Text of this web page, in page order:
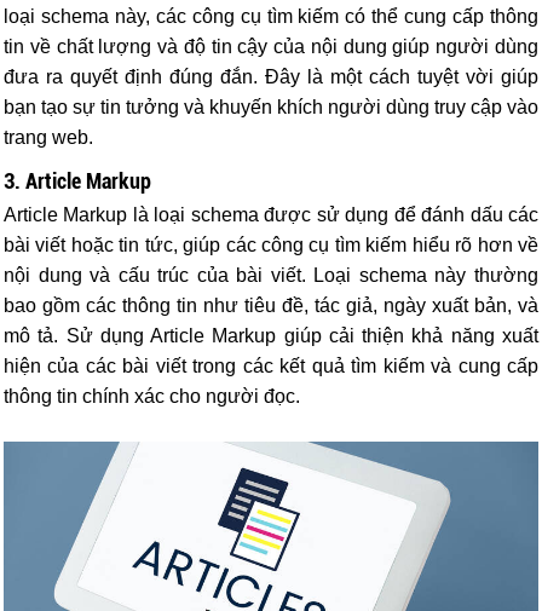
loại schema này, các công cụ tìm kiếm có thể cung cấp thông
tin về chất lượng và độ tin cậy của nội dung giúp người dùng
đưa ra quyết định đúng đắn. Đây là một cách tuyệt vời giúp
bạn tạo sự tin tưởng và khuyến khích người dùng truy cập vào
trang web.
3. Article Markup
Article Markup là loại schema được sử dụng để đánh dấu các
bài viết hoặc tin tức, giúp các công cụ tìm kiếm hiểu rõ hơn về
nội dung và cấu trúc của bài viết. Loại schema này thường
bao gồm các thông tin như tiêu đề, tác giả, ngày xuất bản, và
mô tả. Sử dụng Article Markup giúp cải thiện khả năng xuất
hiện của các bài viết trong các kết quả tìm kiếm và cung cấp
thông tin chính xác cho người đọc.